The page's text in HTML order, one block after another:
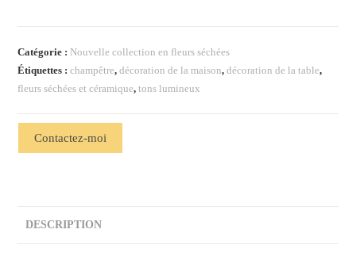
Catégorie : Nouvelle collection en fleurs séchées
Étiquettes :champêtre,décoration de la maison,décoration de la table,
fleurs séchées et céramique,tons lumineux
Contactez-moi
DESCRIPTION